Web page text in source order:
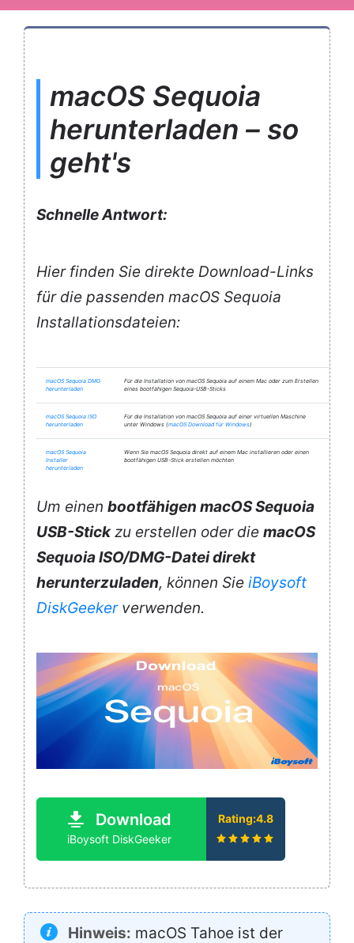
macOS Sequoia
herunterladen – so
geht's
Schnelle Antwort:
Hier finden Sie direkte Download-Links
für die passenden macOS Sequoia
Installationsdateien:
macOS Sequoia DMG
herunterladen
Für die Installation von macOS Sequoia auf einem Mac oder zum Erstellen
eines bootfähigen Sequoia-USB-Sticks
macOS Sequoia ISO
herunterladen
Für die Installation von macOS Sequoia auf einer virtuellen Maschine
unter Windows (macOS Download für Windows)
macOS Sequoia
Installer
herunterladen
Wenn Sie macOS Sequoia direkt auf einem Mac installieren oder einen
bootfähigen USB-Stick erstellen möchten
Um einen bootfähigen macOS Sequoia
USB-Stickzu erstellen oder die macOS
Sequoia ISO/DMG-Datei direkt
herunterzuladen, können Sie iBoysoft
DiskGeekerverwenden.
Download
iBoysoft DiskGeeker
Rating:4.8
Hinweis: macOS Tahoe ist der